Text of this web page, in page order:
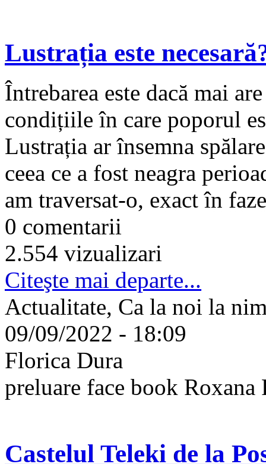
Lustrația este
Întrebarea este dacă mai
condițiile în care poporul
Lustrația ar însemna
ceea ce a fost neagra
am traversat-o, exact în
0 comentarii
2.554 vizualizari
Citeşte mai departe...
Actualitate, Ca la noi la
09/09/2022 - 18:09
Florica Dura
preluare face book Roxana
Castelul Teleki de la